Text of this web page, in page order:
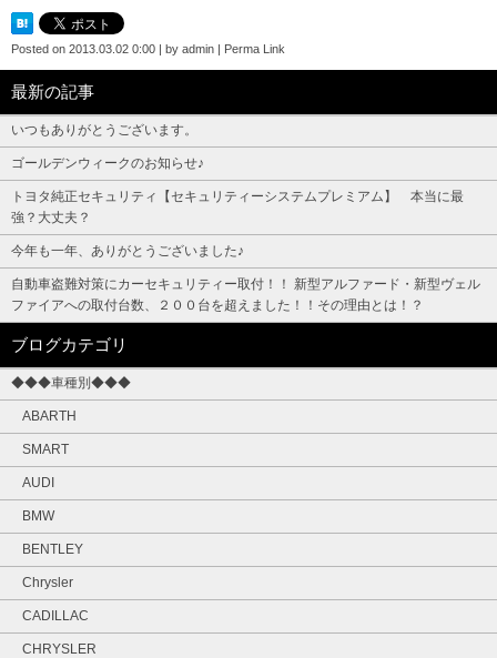
Posted on 2013.03.02 0:00 | by admin | Perma Link
最新の記事
いつもありがとうございます。
ゴールデンウィークのお知らせ♪
トヨタ純正セキュリティ【セキュリティーシステムプレミアム】 本当に最
強？大丈夫？
今年も一年、ありがとうございました♪
自動車盗難対策にカーセキュリティー取付！！ 新型アルファード・新型ヴェル
ファイアへの取付台数、２００台を超えました！！その理由とは！？
ブログカテゴリ
◆◆◆車種別◆◆◆
ABARTH
SMART
AUDI
BMW
BENTLEY
Chrysler
CADILLAC
CHRYSLER